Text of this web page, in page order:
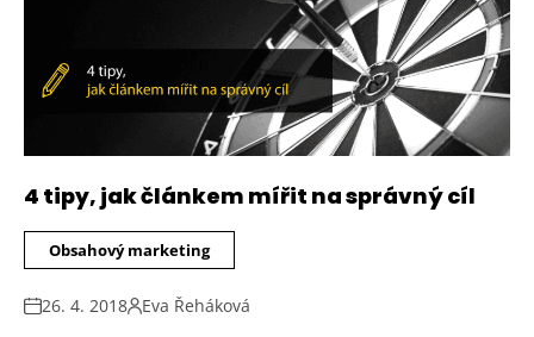
4 tipy, jak článkem mířit na správný cíl
Obsahový marketing
26. 4. 2018 Eva Řeháková